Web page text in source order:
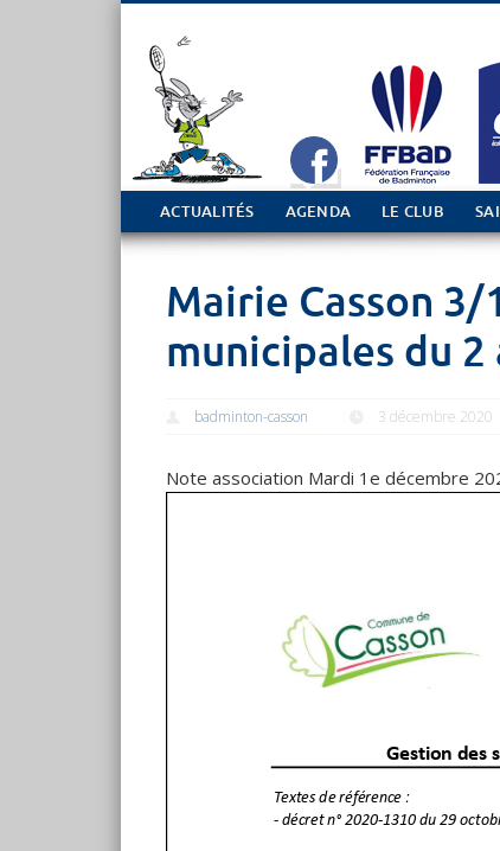
Tout sur le club de Badminton à Casson
ACTUALITÉS AGENDA LE CLUB
Mairie Casson 3/
municipales du
badminton-casson 3 décembre 2020
Note association Mardi 1e décembre